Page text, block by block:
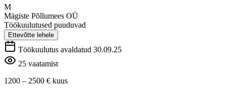
M
Mägiste Põllumees OÜ
Töökuulutused puuduvad
Ettevõtte lehele
Töökuulutus avaldatud 30.09.25
25 vaatamist
1200 – 2500 € kuus